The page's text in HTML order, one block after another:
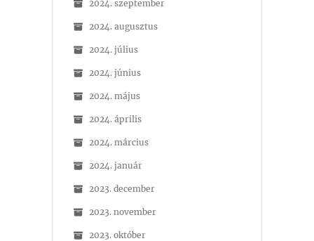
2024. szeptember
2024. augusztus
2024. július
2024. június
2024. május
2024. április
2024. március
2024. január
2023. december
2023. november
2023. október